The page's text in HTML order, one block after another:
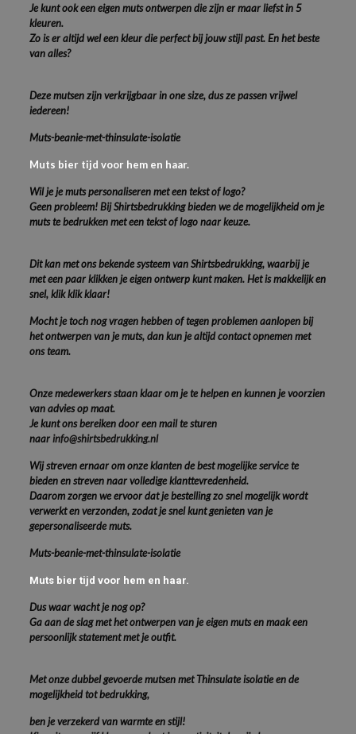
Je kunt ook een eigen muts ontwerpen die zijn er maar liefst in 5
kleuren.
Zo is er altijd wel een kleur die perfect bij jouw stijl past. En het beste
van alles?
Deze mutsen zijn verkrijgbaar in one size, dus ze passen vrijwel
iedereen!
Muts-beanie-met-thinsulate-isolatie
Muts bier tijd voor hem en haar.
Wil je je muts personaliseren met een tekst of logo?
Geen probleem! Bij Shirtsbedrukking bieden we de mogelijkheid om je
muts te bedrukken met een tekst of logo naar keuze.
Dit kan met ons bekende systeem van Shirtsbedrukking, waarbij je
met een paar klikken je eigen ontwerp kunt maken. Het is makkelijk en
snel, klik klik klaar!
Mocht je toch nog vragen hebben of tegen problemen aanlopen bij
het ontwerpen van je muts, dan kun je altijd contact opnemen met
ons team.
Onze medewerkers staan klaar om je te helpen en kunnen je voorzien
van advies op maat.
Je kunt ons bereiken door een mail te sturen
naarinfo@shirtsbedrukking.nl
Wij streven ernaar om onze klanten de best mogelijke service te
bieden en streven naar volledige klanttevredenheid.
Daarom zorgen we ervoor dat je bestelling zo snel mogelijk wordt
verwerkt en verzonden, zodat je snel kunt genieten van je
gepersonaliseerde muts.
Muts-beanie-met-thinsulate-isolatie
Muts bier tijd voor hem en haar.
Dus waar wacht je nog op?
Ga aan de slag met het ontwerpen van je eigen muts en maak een
persoonlijk statement met je outfit.
Met onze dubbel gevoerde mutsen met Thinsulate isolatie en de
mogelijkheid tot bedrukking,
ben je verzekerd van warmte en stijl!